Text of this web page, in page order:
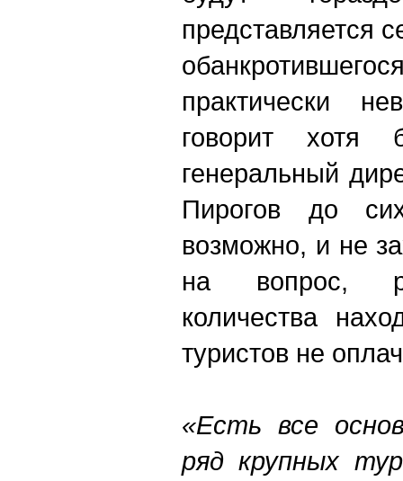
представляется
практически
говорит
генеральный
Пирогов до
возможно, и не
на вопрос,
количества
туристов не
«Есть все
ряд крупных